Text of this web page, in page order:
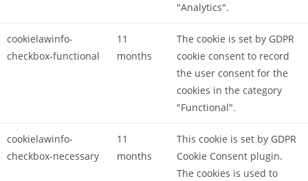
"Analytics".
cookielawinfo-
checkbox-functional
11
months
The cookie is set by GDPR
cookie consent to record
the user consent for the
cookies in the category
"Functional".
cookielawinfo-
checkbox-necessary
11
months
This cookie is set by GDPR
Cookie Consent plugin.
The cookies is used to